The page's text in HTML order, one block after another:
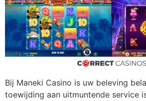
Bij Maneki Casino is uw beleving
toewijding aan uitmuntende service